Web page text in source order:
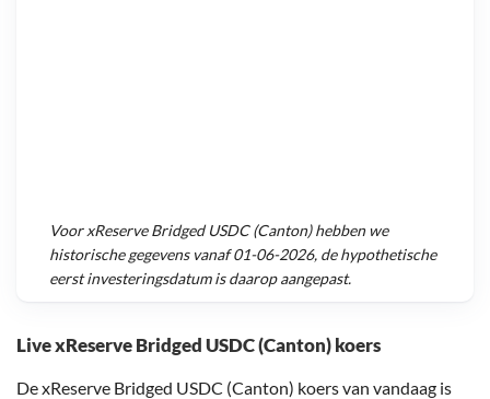
Live xReserve Bridged USDC (Canton) koers
De xReserve Bridged USDC (Canton) koers van vandaag is
VoorxReserve Bridged USDC (Canton)hebben we
historische gegevens vanaf01-06-2026, de hypothetische
eerst investeringsdatum is daarop aangepast.